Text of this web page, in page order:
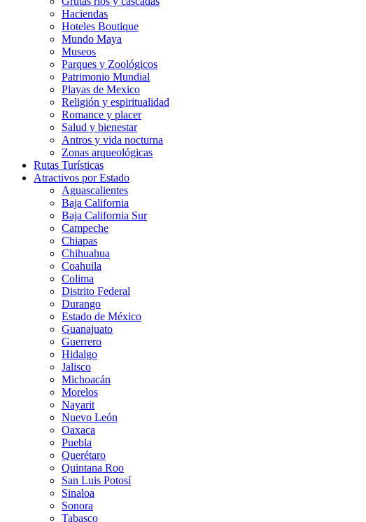
Haciendas
Hoteles Boutique
Mundo Maya
Museos
Parques y Zoológicos
Patrimonio Mundial
Playas de Mexico
Religión y espiritualidad
Romance y placer
Salud y bienestar
Antros y vida nocturna
Zonas arqueológicas
Rutas Turísticas
Atractivos por Estado
Aguascalientes
Baja California
Baja California Sur
Campeche
Chiapas
Chihuahua
Coahuila
Colima
Distrito Federal
Durango
Estado de México
Guanajuato
Guerrero
Hidalgo
Jalisco
Michoacán
Morelos
Nayarit
Nuevo León
Oaxaca
Puebla
Querétaro
Quintana Roo
San Luis Potosí
Sinaloa
Sonora
Tabasco